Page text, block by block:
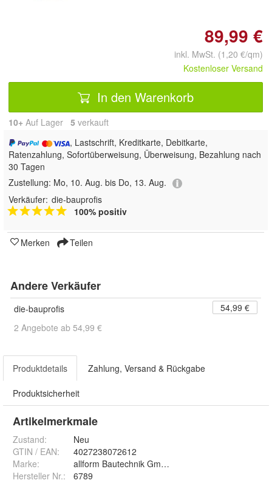
89,99 €
inkl. MwSt. (1,20 €/qm)
Kostenloser Versand
In den Warenkorb
10+ Auf Lager 5 verkauft
, Lastschrift, Kreditkarte, Debitkarte,
Ratenzahlung, Sofortüberweisung, Überweisung, Bezahlung nach
30 Tagen
Zustellung: Mo, 10. Aug. bis Do, 13. Aug.
Verkäufer: die-bauprofis
100% positiv
Merken Teilen
Andere Verkäufer
die-bauprofis
54,99 €
2 Angebote ab 54,99 €
Produktdetails Zahlung, Versand & Rückgabe
Produktsicherheit
Artikelmerkmale
Zustand:
Neu
GTIN / EAN:
4027238072612
Marke:
allform Bautechnik GmbH & Co. KG
Hersteller Nr.:
6789